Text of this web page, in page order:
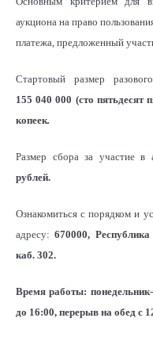
аукциона на право
платежа, предложенный
Стартовый размер
155 040 000 (сто пятьдесят
копеек.
Размер сбора за участие в
рублей.
Ознакомиться с порядком и
адресу: 670000,
каб. 302.
Время работы:
до 16:00, перерыв на обед с